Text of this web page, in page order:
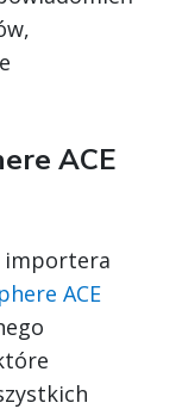
ACE
importera
ACE